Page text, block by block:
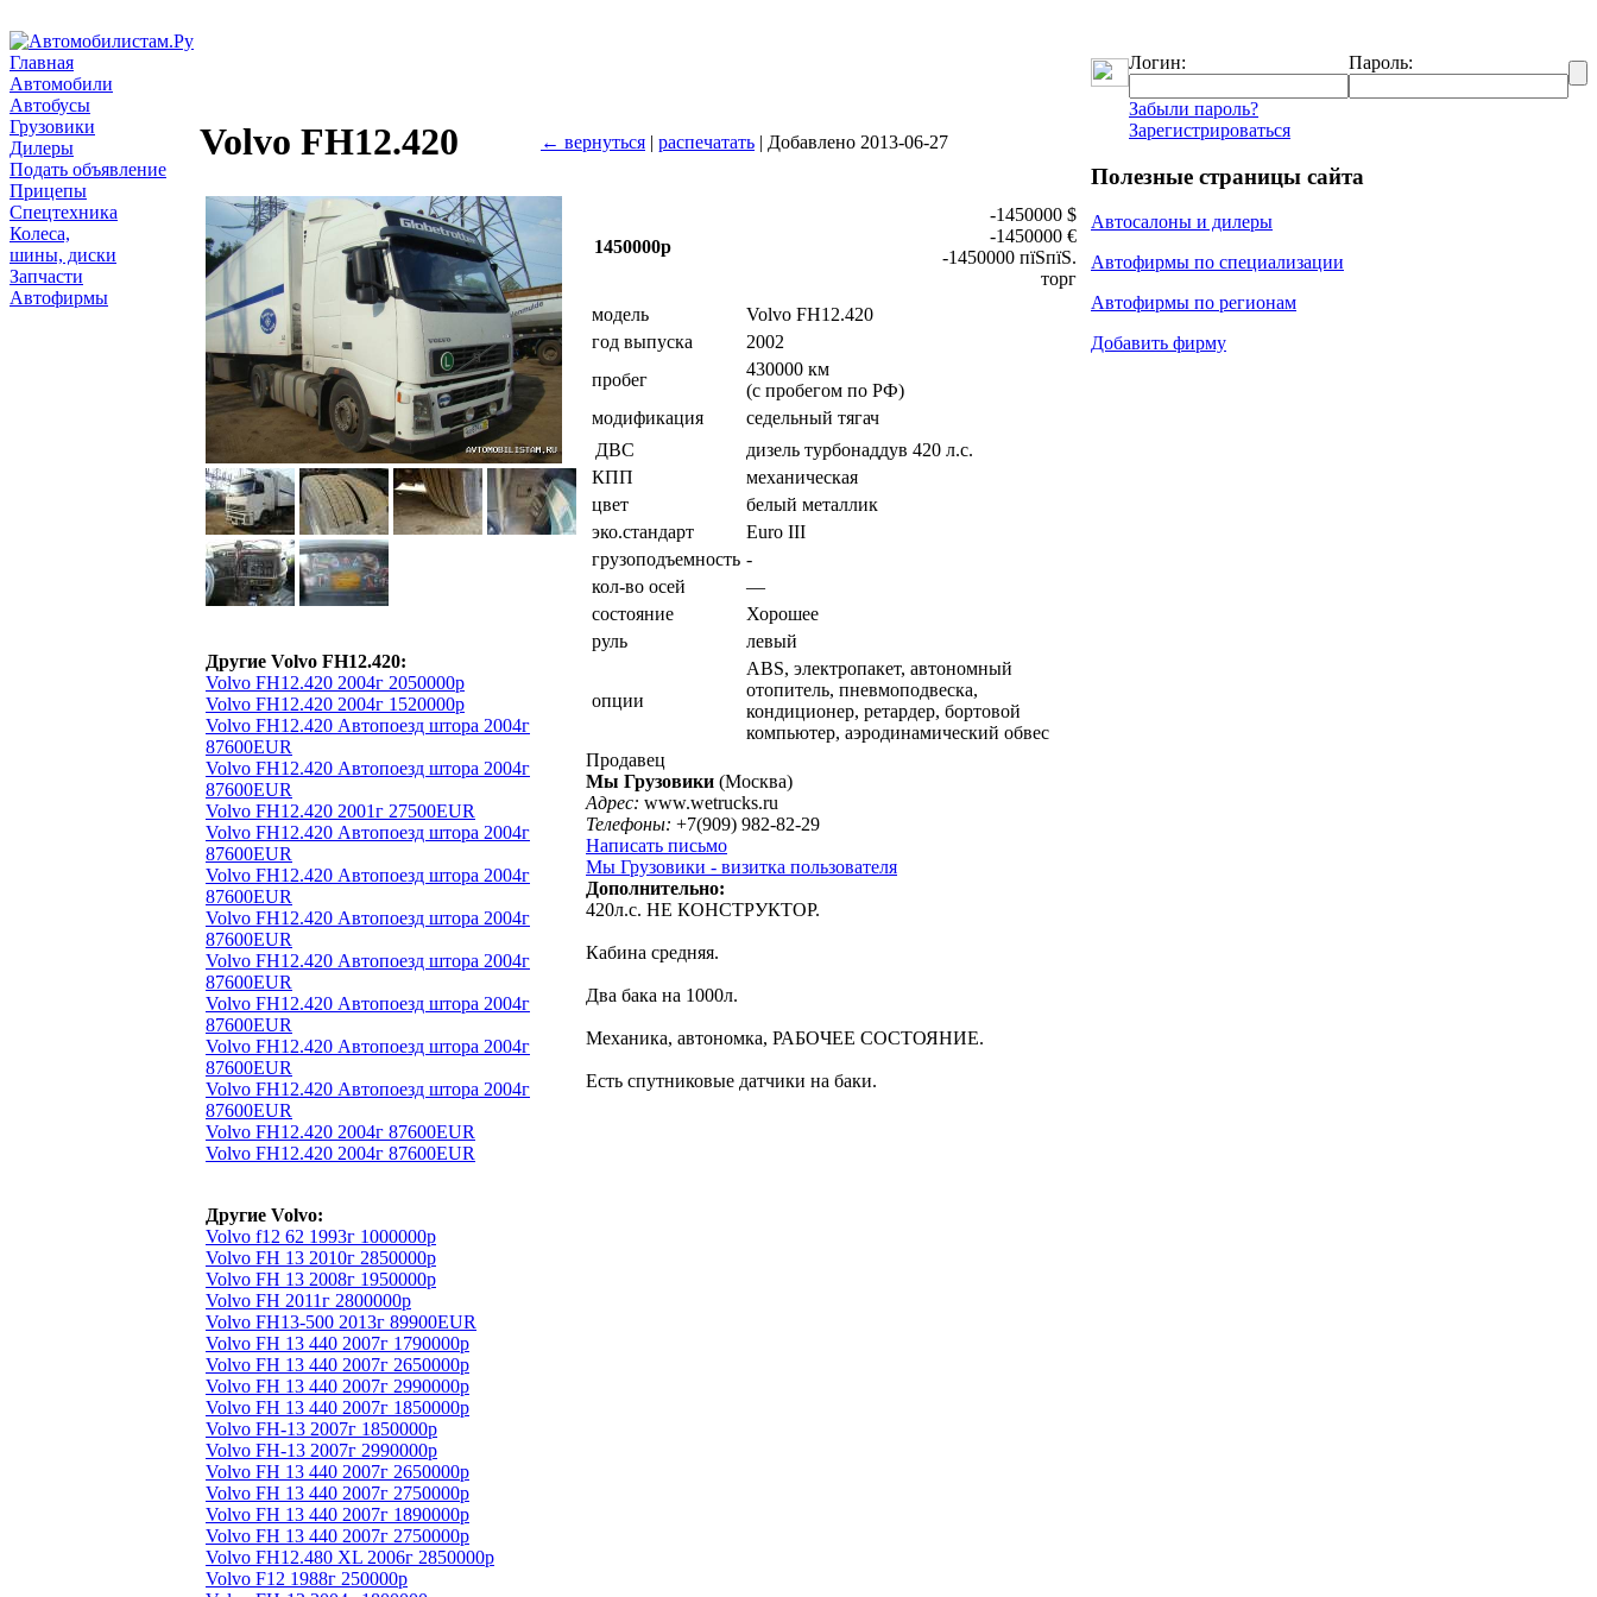
Главная
Автомобили
Автобусы
Грузовики
Дилеры
Подать объявление
Прицепы
Спецтехника
Колеса,
шины, диски
Запчасти
Автофирмы
Volvo FH12.420 ← вернуться | распечатать | Добавлено 2013-06-27
Другие Volvo FH12.420:
Volvo FH12.420 2004г 2050000р
Volvo FH12.420 2004г 1520000р
Volvo FH12.420 Автопоезд штора 2004г
87600EUR
Volvo FH12.420 Автопоезд штора 2004г
87600EUR
Volvo FH12.420 2001г 27500EUR
Volvo FH12.420 Автопоезд штора 2004г
87600EUR
Volvo FH12.420 Автопоезд штора 2004г
87600EUR
Volvo FH12.420 Автопоезд штора 2004г
87600EUR
Volvo FH12.420 Автопоезд штора 2004г
87600EUR
Volvo FH12.420 Автопоезд штора 2004г
87600EUR
Volvo FH12.420 Автопоезд штора 2004г
87600EUR
Volvo FH12.420 Автопоезд штора 2004г
87600EUR
Volvo FH12.420 2004г 87600EUR
Volvo FH12.420 2004г 87600EUR
Другие Volvo:
Volvo f12 62 1993г 1000000р
Volvo FH 13 2010г 2850000р
Volvo FH 13 2008г 1950000р
Volvo FH 2011г 2800000р
Volvo FH13-500 2013г 89900EUR
Volvo FH 13 440 2007г 1790000р
Volvo FH 13 440 2007г 2650000р
Volvo FH 13 440 2007г 2990000р
Volvo FH 13 440 2007г 1850000р
Volvo FH-13 2007г 1850000р
Volvo FH-13 2007г 2990000р
Volvo FH 13 440 2007г 2650000р
Volvo FH 13 440 2007г 2750000р
Volvo FH 13 440 2007г 1890000р
Volvo FH 13 440 2007г 2750000р
Volvo FH12.480 XL 2006г 2850000р
Volvo F12 1988г 250000р
1450000р
-1450000 $
-1450000 €
-1450000 пїЅпїЅ.
торг
модель
Volvo FH12.420
год выпуска
2002
пробег
430000 км
(с пробегом по РФ)
модификация
седельный тягач
ДВС
дизель турбонаддув 420 л.с.
КПП
механическая
цвет
белый металлик
эко.стандарт
Euro III
грузоподъемность -
кол-во осей
—
состояние
Хорошее
руль
левый
опции
ABS, электропакет, автономный
отопитель, пневмоподвеска,
кондиционер, ретардер, бортовой
компьютер, аэродинамический обвес
Продавец
Мы Грузовики (Москва)
Адрес: www.wetrucks.ru
Телефоны: +7(909) 982-82-29
Написать письмо
Мы Грузовики - визитка пользователя
Дополнительно:
420л.с. НЕ КОНСТРУКТОР.
Кабина средняя.
Два бака на 1000л.
Механика, автономка, РАБОЧЕЕ СОСТОЯНИЕ.
Есть спутниковые датчики на баки.
Логин: Пароль:
Забыли пароль?
Зарегистрироваться
Полезные страницы сайта
Автосалоны и дилеры
Автофирмы по специализации
Автофирмы по регионам
Добавить фирму